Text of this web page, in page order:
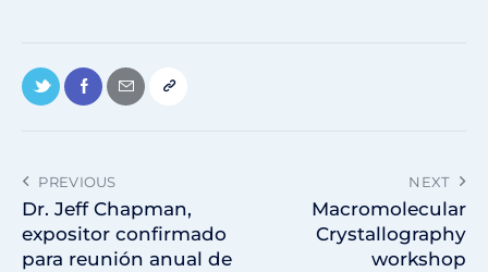
PREVIOUS
Dr. Jeff Chapman,
expositor confirmado
para reunión anual de
NEXT
Macromolecular
Crystallography
workshop